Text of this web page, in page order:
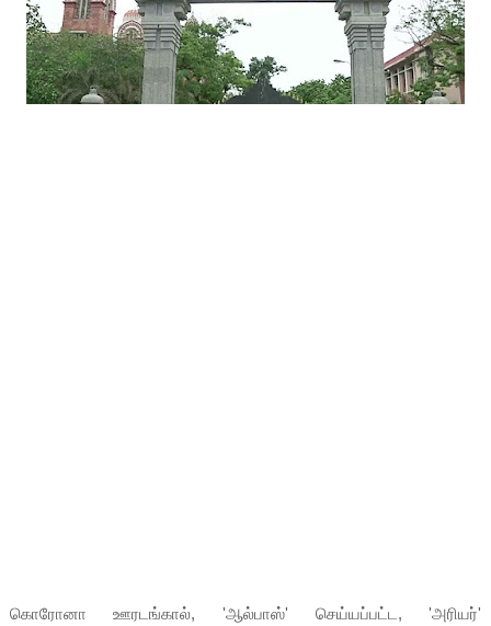
கொரோனா ஊரடங்கால், 'ஆல்பாஸ்' செய்யப்பட்ட, 'அரியர்'